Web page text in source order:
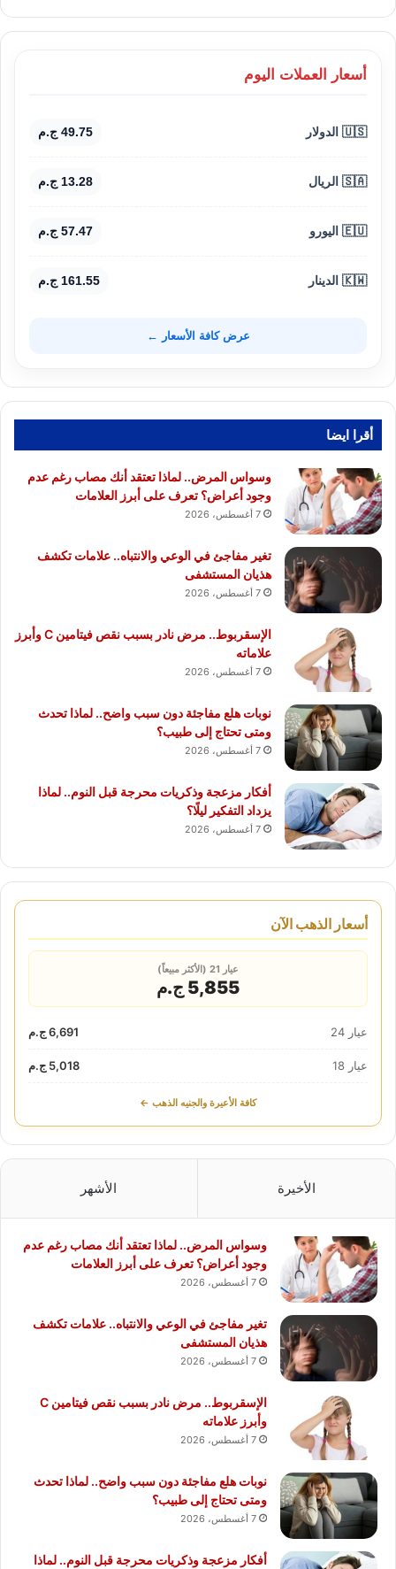
أسعار العملات اليوم
🇺🇸 الدولار 49.75 ج.م
🇸🇦 الريال 13.28 ج.م
🇪🇺 اليورو 57.47 ج.م
🇰🇼 الدينار 161.55 ج.م
عرض كافة الأسعار ←
أقرا ايضا
وسواس المرض.. لماذا تعتقد أنك مصاب رغم عدم
وجود أعراض؟ تعرف على أبرز العلامات
7 أغسطس، 2026
تغير مفاجئ في الوعي والانتباه.. علامات تكشف
هذيان المستشفى
7 أغسطس، 2026
الإسقربوط.. مرض نادر بسبب نقص فيتامين C وأبرز
علاماته
7 أغسطس، 2026
نوبات هلع مفاجئة دون سبب واضح.. لماذا تحدث
ومتى تحتاج إلى طبيب؟
7 أغسطس، 2026
أفكار مزعجة وذكريات محرجة قبل النوم.. لماذا
يزداد التفكير ليلًا؟
7 أغسطس، 2026
أسعار الذهب الآن
عيار 21 (الأكثر مبيعاً)
5,855 ج.م
عيار 24 6,691 ج.م
عيار 18 5,018 ج.م
كافة الأعيرة والجنيه الذهب ←
الأخيرة الأشهر
وسواس المرض.. لماذا تعتقد أنك مصاب رغم عدم
وجود أعراض؟ تعرف على أبرز العلامات
7 أغسطس، 2026
تغير مفاجئ في الوعي والانتباه.. علامات تكشف
هذيان المستشفى
7 أغسطس، 2026
الإسقربوط.. مرض نادر بسبب نقص فيتامين C
وأبرز علاماته
7 أغسطس، 2026
نوبات هلع مفاجئة دون سبب واضح.. لماذا تحدث
ومتى تحتاج إلى طبيب؟
7 أغسطس، 2026
أفكار مزعجة وذكريات محرجة قبل النوم.. لماذا